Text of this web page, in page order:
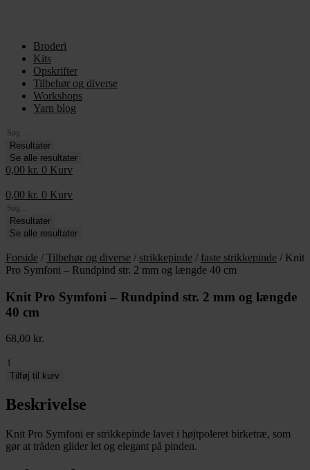
Broderi
Kits
Opskrifter
Tilbehør og diverse
Workshops
Yarn blog
Search
...Resultater
Se alle resultater
0,00 kr. 0 Kurv
0,00 kr. 0 Kurv
Search
...Resultater
Se alle resultater
Forside / Tilbehør og diverse / strikkepinde / faste strikkepinde / Knit
Pro Symfoni – Rundpind str. 2 mm og længde 40 cm
Knit Pro Symfoni – Rundpind str. 2 mm og længde
40 cm
68,00 kr.
Knit
Pro
-
Rundpind
2
mm
Tilføj til kurv
Beskrivelse
Knit Pro Symfoni er strikkepinde lavet i højtpoleret birketræ, som
gør at tråden glider let og elegant på pinden.